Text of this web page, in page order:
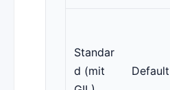
Standar
d (mit
Default